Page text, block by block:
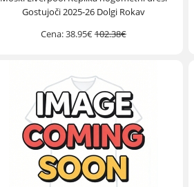
Gostujoči 2025-26 Dolgi Rokav
Cena:38.95€102.38€